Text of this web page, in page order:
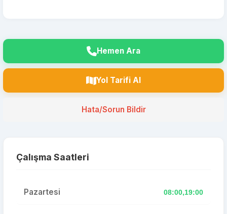
Hemen Ara
Yol Tarifi Al
Hata/Sorun Bildir
Çalışma Saatleri
Pazartesi 08:00,19:00